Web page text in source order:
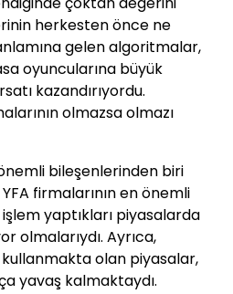
herkesten önce ne
gelen algoritmalar,
oyuncularına büyük
kazandırıyordu.
olmazsa olmazı
bileşenlerinden biri
firmalarının en önemli
yaptıkları piyasalarda
olmalarıydı. Ayrıca,
olan piyasalar,
yavaş kalmaktaydı.